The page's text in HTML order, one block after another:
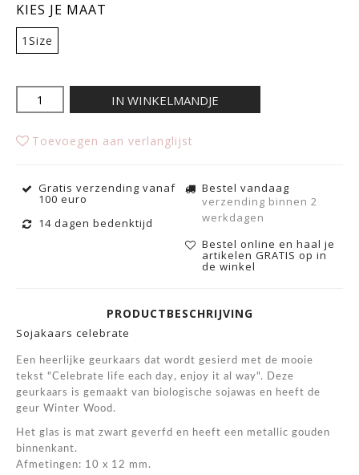
KIES JE MAAT
1Size
IN WINKELMANDJE
Toevoegen aan verlanglijst
Gratis verzending vanaf
100 euro
14 dagen bedenktijd
Bestel vandaag
verzending binnen 2
werkdagen
Bestel online en haal je
artikelen GRATIS op in
de winkel
PRODUCTBESCHRIJVING
Sojakaars celebrate
Een heerlijke geurkaars dat wordt gesierd met de mooie
tekst "Celebrate life each day, enjoy it al way". Deze
geurkaars is gemaakt van biologische sojawas en heeft de
geur Winter Wood.
Het glas is mat zwart geverfd en heeft een metallic gouden
binnenkant.
Afmetingen: 10 x 12 mm.